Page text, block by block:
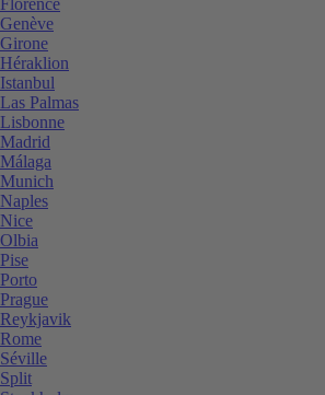
Genève
Girone
Héraklion
Istanbul
Las Palmas
Lisbonne
Madrid
Málaga
Munich
Naples
Nice
Olbia
Pise
Porto
Prague
Reykjavik
Rome
Séville
Split